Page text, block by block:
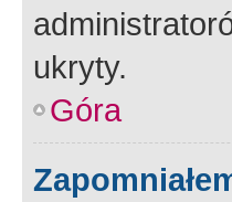
ukryty.
Góra